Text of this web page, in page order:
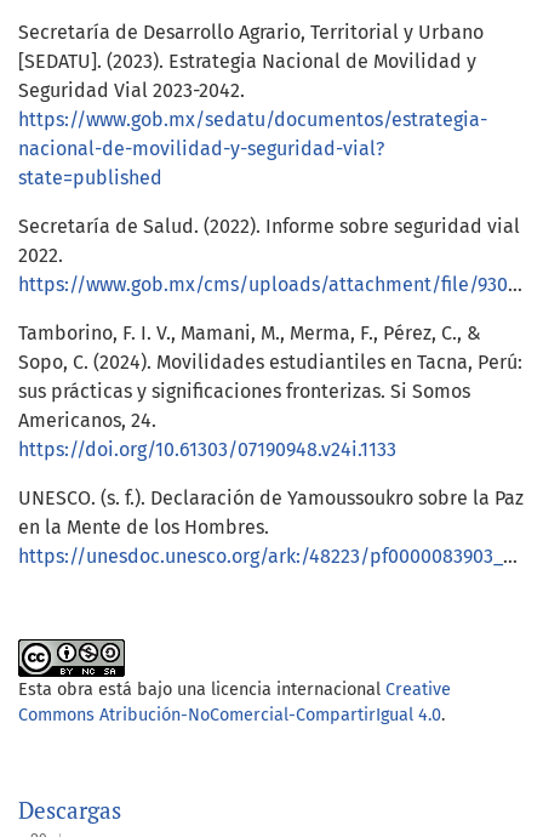
Secretaría de Desarrollo Agrario, Territorial y Urbano
[SEDATU]. (2023). Estrategia Nacional de Movilidad y
Seguridad Vial 2023-2042.
https://www.gob.mx/sedatu/documentos/estrategia-
nacional-de-movilidad-y-seguridad-vial?
state=published
Secretaría de Salud. (2022). Informe sobre seguridad vial
2022.
https://www.gob.mx/cms/uploads/attachment/file/930792/Informe_SV_2022.pdf
Tamborino, F. I. V., Mamani, M., Merma, F., Pérez, C., &
Sopo, C. (2024). Movilidades estudiantiles en Tacna, Perú:
sus prácticas y significaciones fronterizas. Si Somos
Americanos, 24.
https://doi.org/10.61303/07190948.v24i.1133
UNESCO. (s. f.). Declaración de Yamoussoukro sobre la Paz
en la Mente de los Hombres.
https://unesdoc.unesco.org/ark:/48223/pf0000083903_spa
Esta obra está bajo una licencia internacional Creative
Commons Atribución-NoComercial-CompartirIgual 4.0.
Descargas